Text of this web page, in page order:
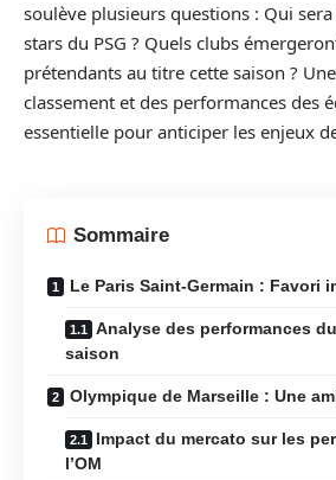
soulève plusieurs questions : Qui sera
stars du PSG ? Quels clubs
prétendants au titre cette saison ?
classement et des performances des
essentielle pour anticiper les enjeux
Sommaire
Le Paris Saint-Germain : Favori
Analyse des performances
saison
Olympique de Marseille : Une
Impact du mercato sur les
l’OM